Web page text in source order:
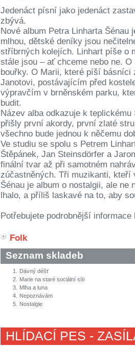
Jedenáct písní jako jedenáct
zbývá.
Nové album Petra Linharta
mlhou, dětské deníky jsou
stříbrných kolejích. Linhart píše o
stále jsou – ať chceme nebo ne.
bouřky. O Marii, které píší básníci
Janotovi, postávajícím před
výpravčím v brněnském parku,
budit.
Název alba odkazuje k
přišly první akordy, první zlaté
všechno bude jednou k něčemu
Ve studiu se spolu s Petrem
Štěpánek, Jan Steinsdörfer a
finální tvar až při samotném
zúčastněných. Tři muzikanti,
Šénau je album o nostalgii, ale
lhalo, a příliš laskavé na to, aby
Potřebujete podrobnější
Folk
Seznam skladeb
1.
Dávný déšť
2.
Marie na staré sociální síti
3.
Mlha a luna
4.
Nepoznávám
5.
Nostalgie
HLÍDACÍ PES -